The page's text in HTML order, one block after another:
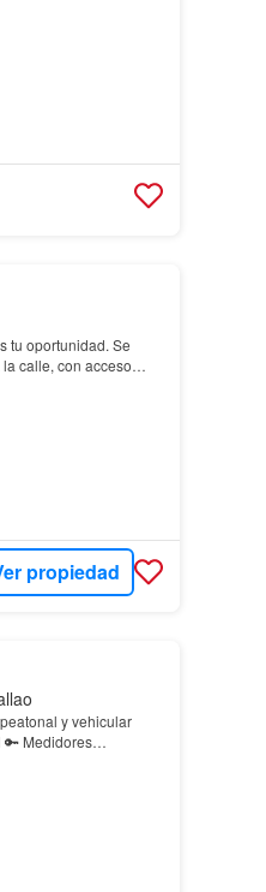
oportunidad. Se
calle, con acceso
propiedad
y vehicular
Medidores